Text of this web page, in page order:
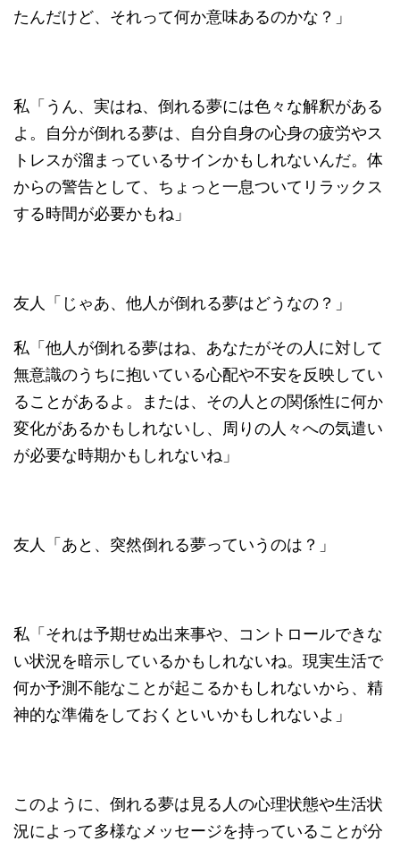
たんだけど、それって何か意味あるのかな？」
私「うん、実はね、倒れる夢には色々な解釈がある
よ。自分が倒れる夢は、自分自身の心身の疲労やス
トレスが溜まっているサインかもしれないんだ。体
からの警告として、ちょっと一息ついてリラックス
する時間が必要かもね」
友人「じゃあ、他人が倒れる夢はどうなの？」
私「他人が倒れる夢はね、あなたがその人に対して
無意識のうちに抱いている心配や不安を反映してい
ることがあるよ。または、その人との関係性に何か
変化があるかもしれないし、周りの人々への気遣い
が必要な時期かもしれないね」
友人「あと、突然倒れる夢っていうのは？」
私「それは予期せぬ出来事や、コントロールできな
い状況を暗示しているかもしれないね。現実生活で
何か予測不能なことが起こるかもしれないから、精
神的な準備をしておくといいかもしれないよ」
このように、倒れる夢は見る人の心理状態や生活状
況によって多様なメッセージを持っていることが分